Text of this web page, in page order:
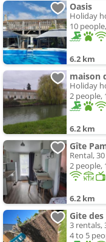
Oasis
Holiday
10
6.2 km
Holiday
2 people,
6.2 km
Gîte
Rental, 30
2 people,
6.2 km
Gite
3 rentals,
4 to 5